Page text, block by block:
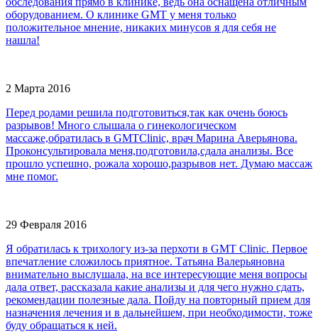
оборудованием. О клинике GMT у меня только
положительное мнение, никаких минусов я для себя не
нашла!
2 Марта 2016
Перед родами решила подготовиться,так как очень боюсь
разрывов! Много слышала о гинекологическом
массаже,обратилась в GMTClinic, врач Марина Аверьянова.
Проконсультировала меня,подготовила,сдала анализы. Все
прошло успешно, рожала хорошо,разрывов нет. Думаю массаж
мне помог.
29 Февраля 2016
Я обратилась к трихологу из-за перхоти в GMT Clinic. Первое
впечатление сложилось приятное. Татьяна Валерьяновна
внимательно выслушала, на все интересующие меня вопросы
дала ответ, рассказала какие анализы и для чего нужно сдать,
рекомендации полезные дала. Пойду на повторный прием для
назначения лечения и в дальнейшем, при необходимости, тоже
буду обращаться к ней.